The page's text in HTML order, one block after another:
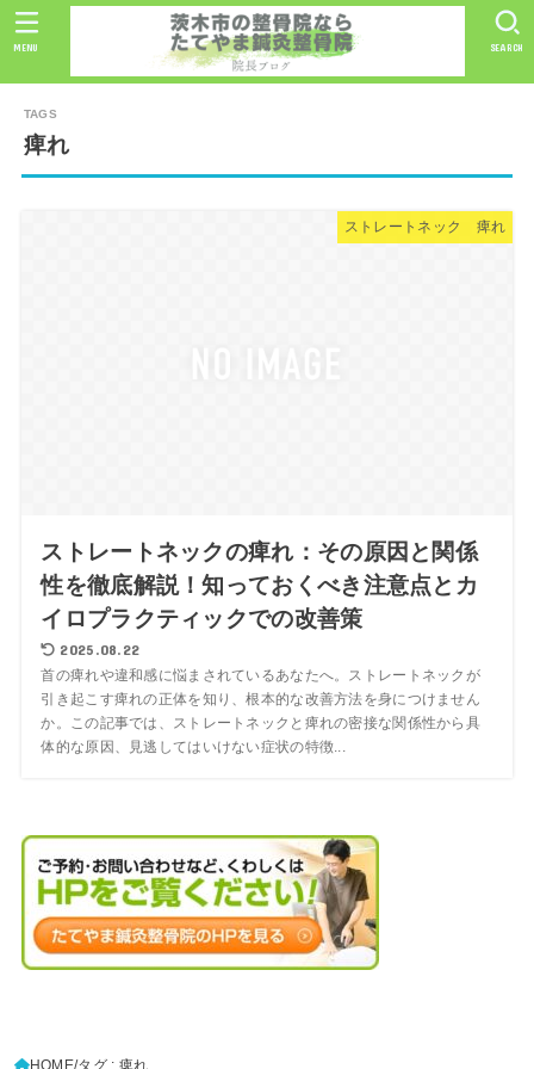
SEARCH
MENU
痺れ
ストレートネック 痺れ
ストレートネックの痺れ：その原因と関係
性を徹底解説！知っておくべき注意点とカ
イロプラクティックでの改善策
2025.08.22
首の痺れや違和感に悩まされているあなたへ。ストレートネックが
引き起こす痺れの正体を知り、根本的な改善方法を身につけません
か。この記事では、ストレートネックと痺れの密接な関係性から具
体的な原因、見逃してはいけない症状の特徴...
HOME タグ : 痺れ